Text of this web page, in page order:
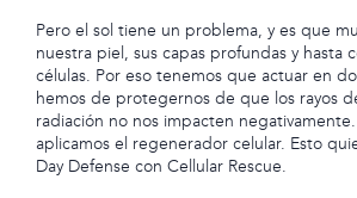
Pero el sol tiene un problema, y es que
nuestra piel, sus capas profundas y hasta
células. Por eso tenemos que actuar en
hemos de protegernos de que los rayos
radiación no nos impacten
aplicamos el regenerador celular. Esto
Day Defense con Cellular Rescue.